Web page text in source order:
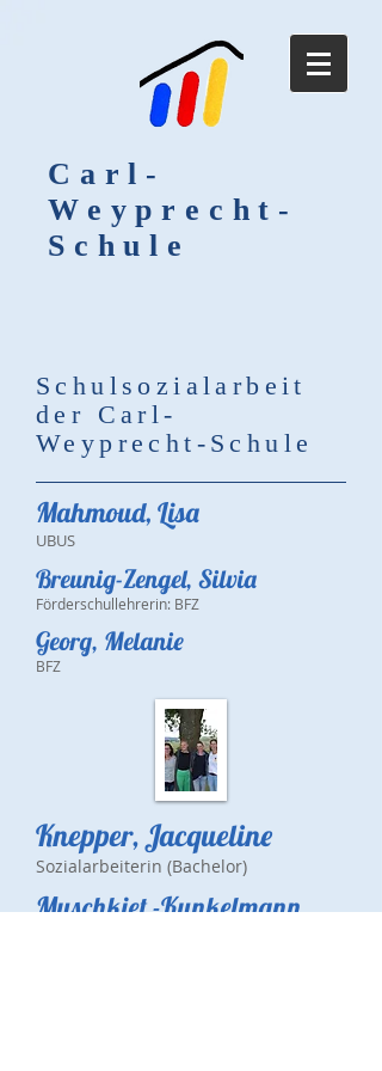
Carl-
Weyprecht-
Schule
Schulsozialarbeit
der Carl-
Weyprecht-Schule
Mahmoud, Lisa
UBUS
Breunig-Zengel, Silvia
Förderschullehrerin: BFZ
Georg, Melanie
BFZ
Knepper, Jacqueline
Sozialarbeiterin (Bachelor)
Muschkiet -Kunkelmann,